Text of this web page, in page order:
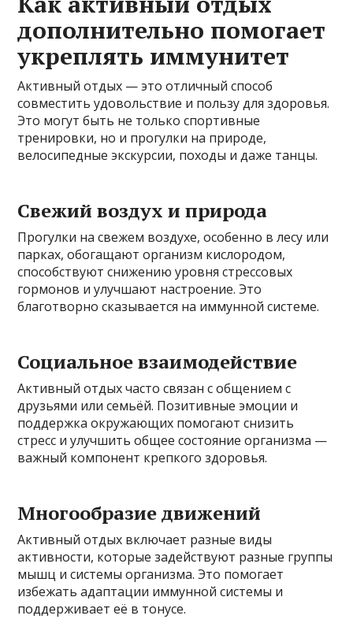
дополнительно помогает
укреплять иммунитет
Активный отдых — это отличный способ
совместить удовольствие и пользу для здоровья.
Это могут быть не только спортивные
тренировки, но и прогулки на природе,
велосипедные экскурсии, походы и даже танцы.
Свежий воздух и природа
Прогулки на свежем воздухе, особенно в лесу или
парках, обогащают организм кислородом,
способствуют снижению уровня стрессовых
гормонов и улучшают настроение. Это
благотворно сказывается на иммунной системе.
Социальное взаимодействие
Активный отдых часто связан с общением с
друзьями или семьёй. Позитивные эмоции и
поддержка окружающих помогают снизить
стресс и улучшить общее состояние организма —
важный компонент крепкого здоровья.
Многообразие движений
Активный отдых включает разные виды
активности, которые задействуют разные группы
мышц и системы организма. Это помогает
избежать адаптации иммунной системы и
поддерживает её в тонусе.